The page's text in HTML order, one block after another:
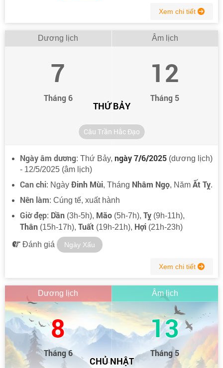
Xem chi tiết
Dương lịch
7
Tháng 6
Âm lịch
12
Tháng 5
THỨ BẢY
Câu Trần Hắc Đạo
Ngày âm dương: Thứ Bảy, ngày 7/6/2025 (dương lịch)
- 12/5/2025 (âm lịch)
Can chi: Ngày Đinh Mùi, Tháng Nhâm Ngọ, Năm Ất Tỵ.
Nên làm: Cúng tế, xuất hành
Giờ đẹp: Dần (3h-5h), Mão (5h-7h), Tỵ (9h-11h),
Thân (15h-17h), Tuất (19h-21h), Hợi (21h-23h)
Đánh giá Ngày Xấu
Xem chi tiết
Dương lịch
8
Tháng 6
Âm lịch
13
Tháng 5
CHỦ NHẬT